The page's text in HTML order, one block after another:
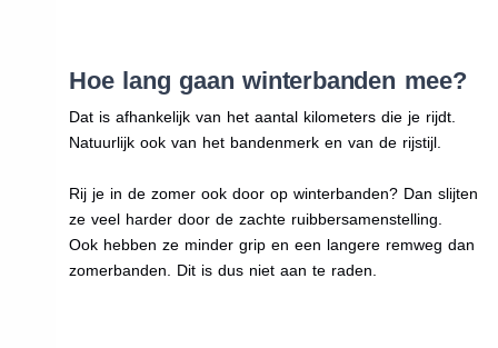
Hoe lang gaan winterbanden mee?
Dat is afhankelijk van het aantal kilometers die je rijdt.
Natuurlijk ook van het bandenmerk en van de rijstijl.
Rij je in de zomer ook door op winterbanden? Dan slijten
ze veel harder door de zachte ruibbersamenstelling.
Ook hebben ze minder grip en een langere remweg dan
zomerbanden. Dit is dus niet aan te raden.